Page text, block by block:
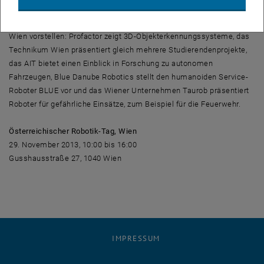
Wien vorstellen: Profactor zeigt 3D-Objekterkennungssysteme, das
Technikum Wien präsentiert gleich mehrere Studierendenprojekte,
das AIT bietet einen Einblick in Forschung zu autonomen
Fahrzeugen, Blue Danube Robotics stellt den humanoiden Service-
Roboter BLUE vor und das Wiener Unternehmen Taurob präsentiert
Roboter für gefährliche Einsätze, zum Beispiel für die Feuerwehr.
Österreichischer Robotik-Tag, Wien
29. November 2013, 10:00 bis 16:00
Gusshausstraße 27, 1040 Wien
IMPRESSUM